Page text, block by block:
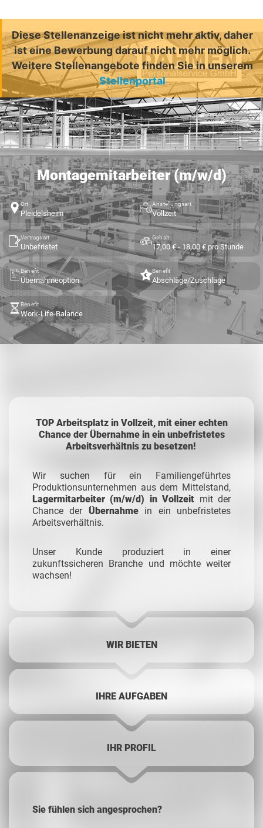
Diese Stellenanzeige ist nicht mehr aktiv, daher
ist eine Bewerbung darauf nicht mehr möglich.
Weitere Stellenangebote finden Sie in unserem
Stellenportal
Montagemitarbeiter (m/w/d)
Ort
Pleidelsheim
Anstellungsart
Vollzeit
Vertragsart
Unbefristet
Gehalt
17,00 € - 18,00 € pro Stunde
Benefit
Übernahmeoption
Benefit
Abschläge/Zuschläge
Benefit
Work-Life-Balance
TOP Arbeitsplatz in Vollzeit, mit einer echten
Chance der Übernahme in ein unbefristetes
Arbeitsverhältnis zu besetzen!
Wir suchen für ein Familiengeführtes
Produktionsunternehmen aus dem Mittelstand,
Lagermitarbeiter (m/w/d) in Vollzeit mit der
Chance der Übernahme in ein unbefristetes
Arbeitsverhältnis.
Unser Kunde produziert in einer
zukunftssicheren Branche und möchte weiter
wachsen!
WIR BIETEN
IHRE AUFGABEN
IHR PROFIL
Sie fühlen sich angesprochen?